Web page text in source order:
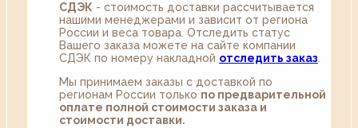
СДЭК - стоимость доставки рассчитывается
нашими менеджерами и зависит от региона
России и веса товара. Отследить статус
Вашего заказа можете на сайте компании
СДЭК по номеру накладной отследить заказ
Мы принимаем заказы с доставкой по
регионам России только по предварительной
оплате полной стоимости заказа и
стоимости доставки.